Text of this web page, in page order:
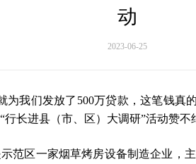
动
2023-06-25
为我们发放了500万贷款，这笔钱真
长进县（市、区）大调研”活动赞不
范区一家烟草烤房设备制造企业，